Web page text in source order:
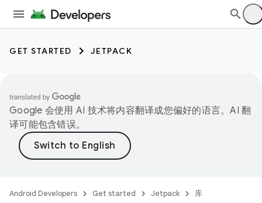
GET STARTED JETPACK
Google 会使用 AI 技术将内容翻译成您偏好的语言。AI 翻
译可能包含错误。
Android Developers Get started Jetpack 库